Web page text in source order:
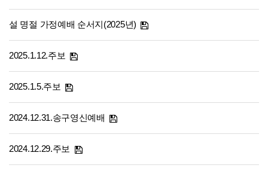
설 명절 가정예배 순서지(2025년)
2025.1.12.주보
2025.1.5.주보
2024.12.31.송구영신예배
2024.12.29.주보